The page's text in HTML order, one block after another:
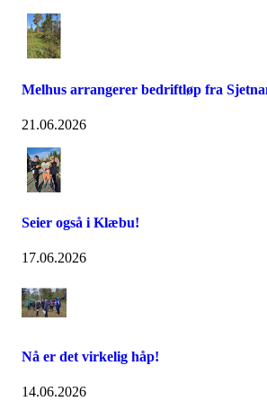
Melhus arrangerer bedriftløp fra
21.06.2026
Seier også i Klæbu!
17.06.2026
Nå er det virkelig håp!
14.06.2026